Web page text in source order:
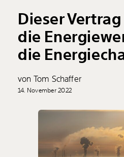
Dieser
die
die
von Tom Schaffer
14. November 2022